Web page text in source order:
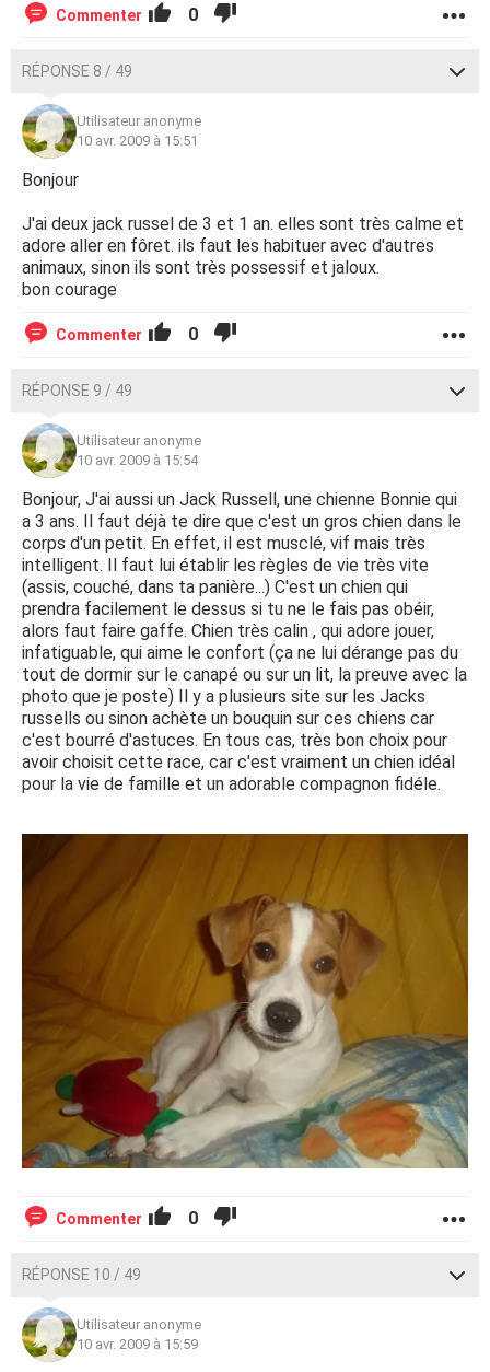
Commenter 0
RÉPONSE 8 / 49
Utilisateur anonyme
10 avr. 2009 à 15:51
Bonjour
J'ai deux jack russel de 3 et 1 an. elles sont très calme et
adore aller en fôret. ils faut les habituer avec d'autres
animaux, sinon ils sont très possessif et jaloux.
bon courage
Commenter 0
RÉPONSE 9 / 49
Utilisateur anonyme
10 avr. 2009 à 15:54
Bonjour, J'ai aussi un Jack Russell, une chienne Bonnie qui
a 3 ans. Il faut déjà te dire que c'est un gros chien dans le
corps d'un petit. En effet, il est musclé, vif mais très
intelligent. Il faut lui établir les règles de vie très vite
(assis, couché, dans ta panière...) C'est un chien qui
prendra facilement le dessus si tu ne le fais pas obéir,
alors faut faire gaffe. Chien très calin , qui adore jouer,
infatiguable, qui aime le confort (ça ne lui dérange pas du
tout de dormir sur le canapé ou sur un lit, la preuve avec la
photo que je poste) Il y a plusieurs site sur les Jacks
russells ou sinon achète un bouquin sur ces chiens car
c'est bourré d'astuces. En tous cas, très bon choix pour
avoir choisit cette race, car c'est vraiment un chien idéal
pour la vie de famille et un adorable compagnon fidéle.
Commenter 0
RÉPONSE 10 / 49
Utilisateur anonyme
10 avr. 2009 à 15:59